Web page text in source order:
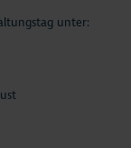
unter: